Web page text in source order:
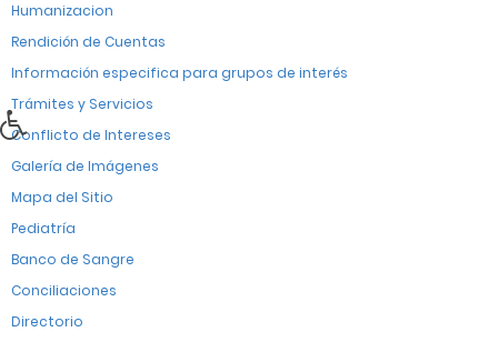
Humanizacion
Rendición de Cuentas
Información especifica para grupos de interés
Trámites y Servicios
Conflicto de Intereses
Galería de Imágenes
Mapa del Sitio
Pediatría
Banco de Sangre
Conciliaciones
Directorio